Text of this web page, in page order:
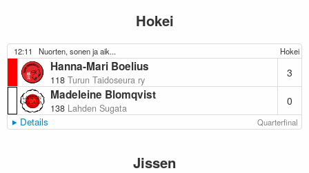
Hokei
12:11 Nuorten, sonen ja aik... Hokei
Hanna-Mari Boelius
118 Turun Taidoseura ry
3
Madeleine Blomqvist
138 Lahden Sugata
0
Details Quarterfinal
Jissen